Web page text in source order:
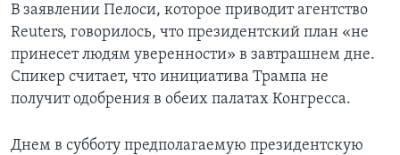
В заявлении Пелоси, которое приводит агентство
Reuters, говорилось, что президентский план «не
принесет людям уверенности» в завтрашнем дне.
Спикер считает, что инициатива Трампа не
получит одобрения в обеих палатах Конгресса.
Днем в субботу предполагаемую президентскую